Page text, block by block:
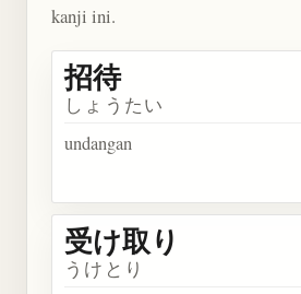
kanji ini.
招待
しょうたい
undangan
受け取り
うけとり